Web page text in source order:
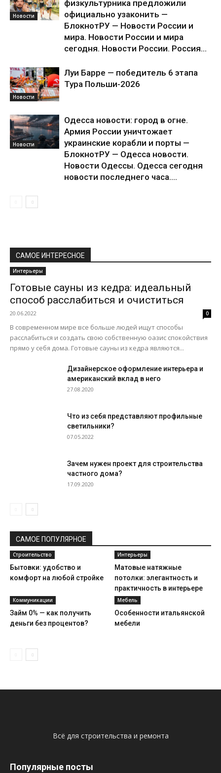
Новости
физкультурника предложили
официально узаконить —
БлокнотРУ — Новости России и
мира. Новости России и мира
сегодня. Новости России. Россия...
Новости
Луи Барре — победитель 6 этапа
Тура Польши-2026
Новости
Одесса новости: город в огне.
Армия России уничтожает
украинские корабли и порты —
БлокнотРУ — Одесса новости.
Новости Одессы. Одесса сегодня
новости последнего часа....
САМОЕ ИНТЕРЕСНОЕ
Интерьеры
Готовые сауны из кедра: идеальный
способ расслабиться и очиститься
20.06.2022 0
В современном мире все больше людей ищут способы
расслабиться и создать свою собственную оазис спокойствия
прямо у себя дома. Готовые сауны из кедра являются...
Дизайнерское оформление интерьера и
американский вклад в него
27.08.2020
Что из себя представляют профильные
светильники?
07.05.2022
Зачем нужен проект для строительства
частного дома?
17.09.2020
САМОЕ ПОПУЛЯРНОЕ
Строительство
Бытовки: удобство и
комфорт на любой стройке
Интерьеры
Матовые натяжные
потолки: элегантность и
практичность в интерьере
Коммуникации
Займ 0% — как получить
деньги без процентов?
Мебель
Особенности итальянской
мебели
Всё для строительства и ремонта
Популярные посты